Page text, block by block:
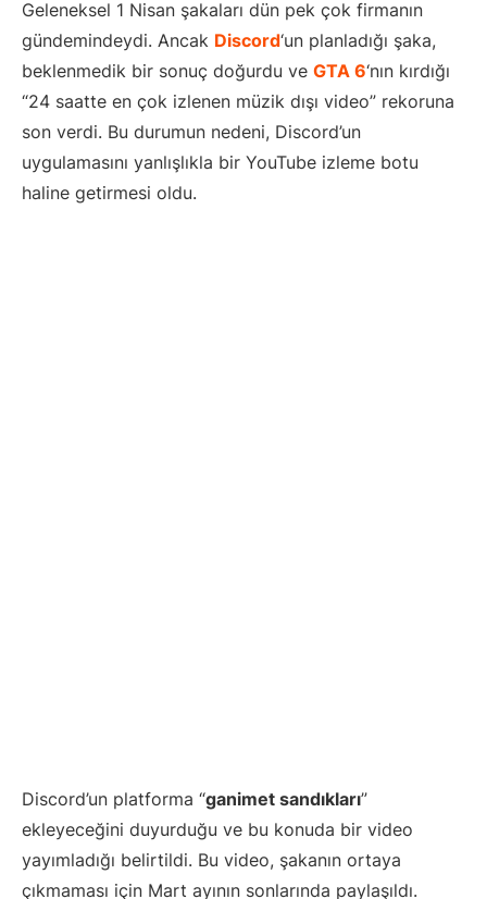
Geleneksel 1 Nisan şakaları dün pek çok firmanın
gündemindeydi. Ancak Discord‘un planladığı şaka,
beklenmedik bir sonuç doğurdu ve GTA 6‘nın kırdığı
“24 saatte en çok izlenen müzik dışı video” rekoruna
son verdi. Bu durumun nedeni, Discord’un
uygulamasını yanlışlıkla bir YouTube izleme botu
haline getirmesi oldu.
Discord’un platforma “ganimet sandıkları”
ekleyeceğini duyurduğu ve bu konuda bir video
yayımladığı belirtildi. Bu video, şakanın ortaya
çıkmaması için Mart ayının sonlarında paylaşıldı.